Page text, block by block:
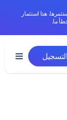
هذا استثمار
ما.
التسجيل